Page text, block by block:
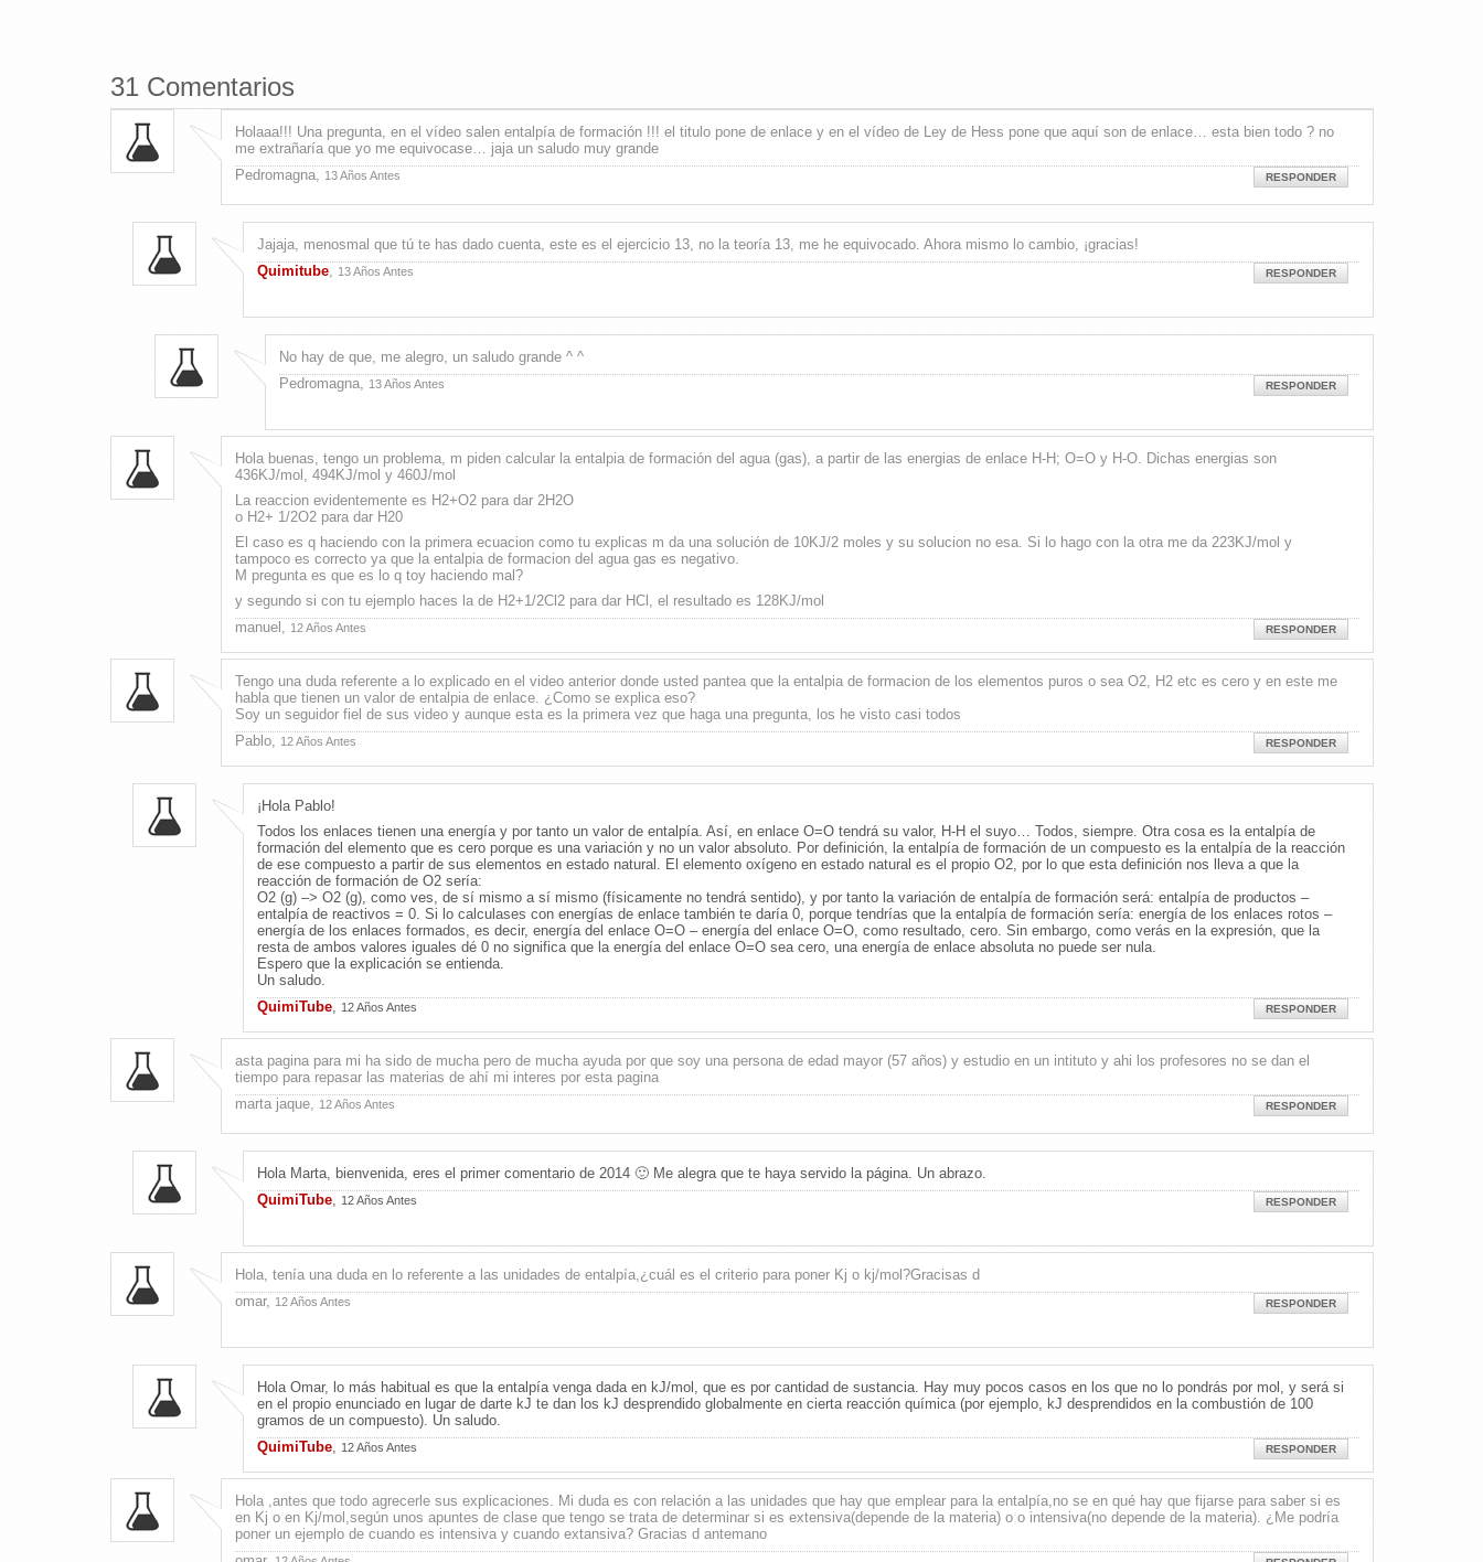
31 Comentarios
Holaaa!!! Una pregunta, en el vídeo salen entalpía de formación !!! el titulo pone de enlace y en el vídeo de Ley de Hess pone que aquí son de enlace… esta bien todo ? no
me extrañaría que yo me equivocase… jaja un saludo muy grande
Pedromagna,
13 Años Antes RESPONDER
Jajaja, menosmal que tú te has dado cuenta, este es el ejercicio 13, no la teoría 13, me he equivocado. Ahora mismo lo cambio, ¡gracias!
Quimitube, 13 Años Antes RESPONDER
No hay de que, me alegro, un saludo grande ^ ^
Pedromagna,
13 Años Antes RESPONDER
Hola buenas, tengo un problema, m piden calcular la entalpia de formación del agua (gas), a partir de las energias de enlace H-H; O=O y H-O. Dichas energias son
436KJ/mol, 494KJ/mol y 460J/mol
La reaccion evidentemente es H2+O2 para dar 2H2O
o H2+ 1/2O2 para dar H20
El caso es q haciendo con la primera ecuacion como tu explicas m da una solución de 10KJ/2 moles y su solucion no esa. Si lo hago con la otra me da 223KJ/mol y
tampoco es correcto ya que la entalpia de formacion del agua gas es negativo.
M pregunta es que es lo q toy haciendo mal?
y segundo si con tu ejemplo haces la de H2+1/2Cl2 para dar HCl, el resultado es 128KJ/mol
manuel,
12 Años Antes RESPONDER
Tengo una duda referente a lo explicado en el video anterior donde usted pantea que la entalpia de formacion de los elementos puros o sea O2, H2 etc es cero y en este me
habla que tienen un valor de entalpia de enlace. ¿Como se explica eso?
Soy un seguidor fiel de sus video y aunque esta es la primera vez que haga una pregunta, los he visto casi todos
Pablo,
12 Años Antes RESPONDER
¡Hola Pablo!
Todos los enlaces tienen una energía y por tanto un valor de entalpía. Así, en enlace O=O tendrá su valor, H-H el suyo… Todos, siempre. Otra cosa es la entalpía de
formación del elemento que es cero porque es una variación y no un valor absoluto. Por definición, la entalpía de formación de un compuesto es la entalpía de la reacción
de ese compuesto a partir de sus elementos en estado natural. El elemento oxígeno en estado natural es el propio O2, por lo que esta definición nos lleva a que la
reacción de formación de O2 sería:
O2 (g) –> O2 (g), como ves, de sí mismo a sí mismo (físicamente no tendrá sentido), y por tanto la variación de entalpía de formación será: entalpía de productos –
entalpía de reactivos = 0. Si lo calculases con energías de enlace también te daría 0, porque tendrías que la entalpía de formación sería: energía de los enlaces rotos –
energía de los enlaces formados, es decir, energía del enlace O=O – energía del enlace O=O, como resultado, cero. Sin embargo, como verás en la expresión, que la
resta de ambos valores iguales dé 0 no significa que la energía del enlace O=O sea cero, una energía de enlace absoluta no puede ser nula.
Espero que la explicación se entienda.
Un saludo.
QuimiTube, 12 Años Antes RESPONDER
asta pagina para mi ha sido de mucha pero de mucha ayuda por que soy una persona de edad mayor (57 años) y estudio en un intituto y ahi los profesores no se dan el
tiempo para repasar las materias de ahí mi interes por esta pagina
marta jaque,
12 Años Antes RESPONDER
Hola Marta, bienvenida, eres el primer comentario de 2014 🙂 Me alegra que te haya servido la página. Un abrazo.
QuimiTube, 12 Años Antes RESPONDER
Hola, tenía una duda en lo referente a las unidades de entalpía,¿cuál es el criterio para poner Kj o kj/mol?Gracisas d
omar,
12 Años Antes RESPONDER
Hola Omar, lo más habitual es que la entalpía venga dada en kJ/mol, que es por cantidad de sustancia. Hay muy pocos casos en los que no lo pondrás por mol, y será si
en el propio enunciado en lugar de darte kJ te dan los kJ desprendido globalmente en cierta reacción química (por ejemplo, kJ desprendidos en la combustión de 100
gramos de un compuesto). Un saludo.
QuimiTube, 12 Años Antes RESPONDER
Hola ,antes que todo agrecerle sus explicaciones. Mi duda es con relación a las unidades que hay que emplear para la entalpía,no se en qué hay que fijarse para saber si es
en Kj o en Kj/mol,según unos apuntes de clase que tengo se trata de determinar si es extensiva(depende de la materia) o o intensiva(no depende de la materia). ¿Me podría
poner un ejemplo de cuando es intensiva y cuando extansiva? Gracias d antemano